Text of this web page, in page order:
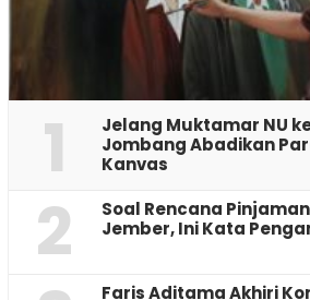
1
Jelang Muktamar NU
Jombang Abadikan
Kanvas
2
‎Soal Rencana
Jember, Ini Kata
Faris Aditama Akhiri